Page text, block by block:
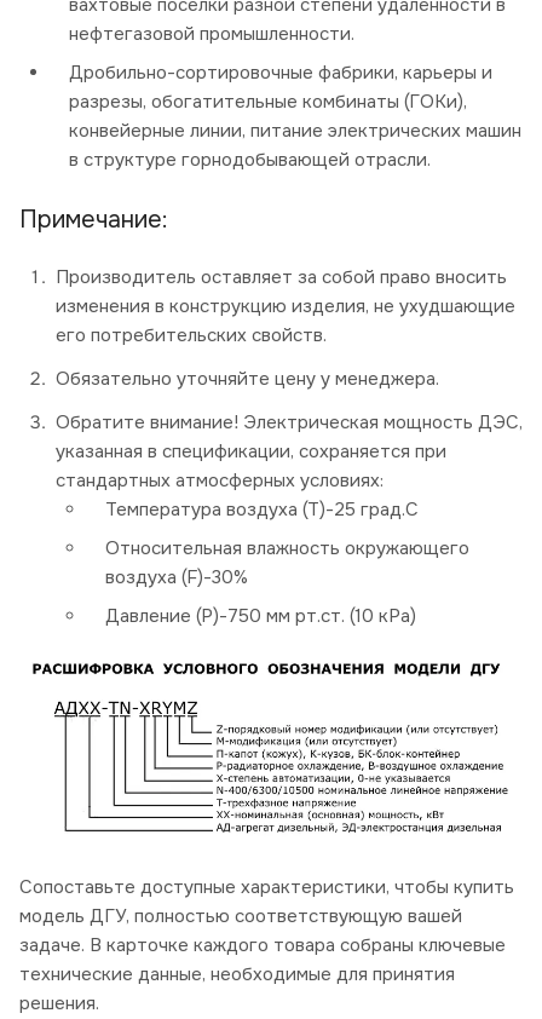
вахтовые поселки разной степени удаленности в
нефтегазовой промышленности.
Дробильно-сортировочные фабрики, карьеры и
разрезы, обогатительные комбинаты (ГОКи),
конвейерные линии, питание электрических машин
в структуре горнодобывающей отрасли.
Примечание:
Производитель оставляет за собой право вносить
изменения в конструкцию изделия, не ухудшающие
его потребительских свойств.
Обязательно уточняйте цену у менеджера.
Обратите внимание! Электрическая мощность ДЭС,
указанная в спецификации, сохраняется при
стандартных атмосферных условиях:
Температура воздуха (Т)-25 град.С
Относительная влажность окружающего
воздуха (F)-30%
Давление (P)-750 мм рт.ст. (10 кРа)
Сопоставьте доступные характеристики, чтобы купить
модель ДГУ, полностью соответствующую вашей
задаче. В карточке каждого товара собраны ключевые
технические данные, необходимые для принятия
решения.